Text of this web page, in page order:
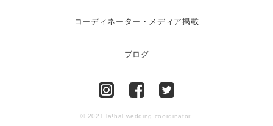
コーディネーター・メディア掲載
ブログ
© 2021 la!hal wedding coordinator.